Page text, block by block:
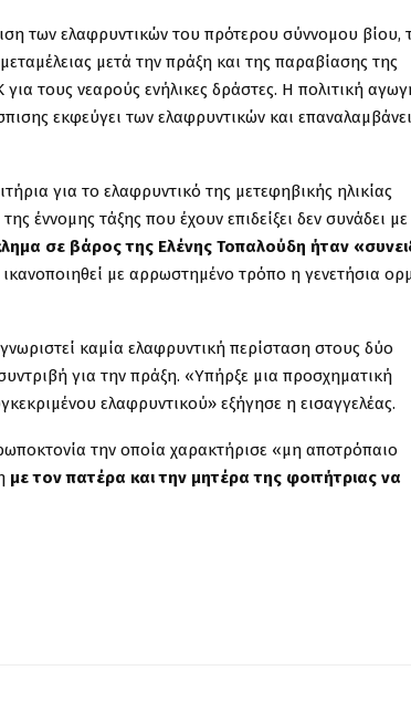
των ελαφρυντικών του πρότερου σύννομου βίου,
μετά την πράξη και της παραβίασης της
τους νεαρούς ενήλικες δράστες. Η πολιτική
εκφεύγει των ελαφρυντικών και επαναλαμβάνει
για το ελαφρυντικό της μετεφηβικής ηλικίας
έννομης τάξης που έχουν επιδείξει δεν συνάδει με
σε βάρος της Ελένης Τοπαλούδη ήταν
με αρρωστημένο τρόπο η γενετήσια
καμία ελαφρυντική περίσταση στους δύο
για την πράξη. «Υπήρξε μια προσχηματική
ελαφρυντικού» εξήγησε η εισαγγελέας.
την οποία χαρακτήρισε «μη αποτρόπαιο
με τον πατέρα και την μητέρα της φοιτήτριας να